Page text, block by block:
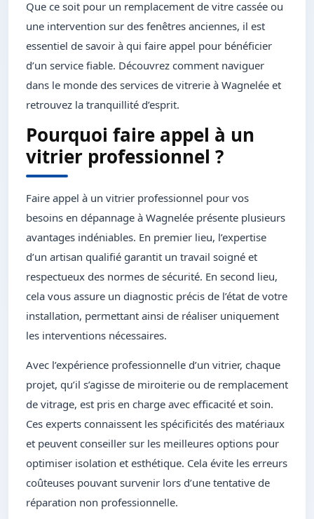
Que ce soit pour un remplacement de vitre cassée ou
une intervention sur des fenêtres anciennes, il est
essentiel de savoir à qui faire appel pour bénéficier
d’un service fiable. Découvrez comment naviguer
dans le monde des services de vitrerie à Wagnelée et
retrouvez la tranquillité d’esprit.
Pourquoi faire appel à un
vitrier professionnel ?
Faire appel à un vitrier professionnel pour vos
besoins en dépannage à Wagnelée présente plusieurs
avantages indéniables. En premier lieu, l’expertise
d’un artisan qualifié garantit un travail soigné et
respectueux des normes de sécurité. En second lieu,
cela vous assure un diagnostic précis de l’état de votre
installation, permettant ainsi de réaliser uniquement
les interventions nécessaires.
Avec l’expérience professionnelle d’un vitrier, chaque
projet, qu’il s’agisse de miroiterie ou de remplacement
de vitrage, est pris en charge avec efficacité et soin.
Ces experts connaissent les spécificités des matériaux
et peuvent conseiller sur les meilleures options pour
optimiser isolation et esthétique. Cela évite les erreurs
coûteuses pouvant survenir lors d’une tentative de
réparation non professionnelle.